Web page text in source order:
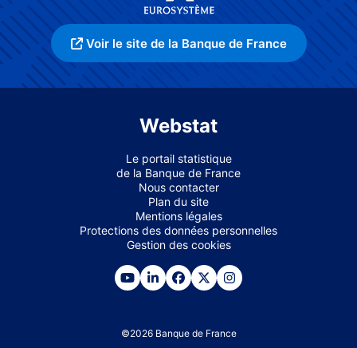
Voir le site de la Banque de France
Webstat
Le portail statistique
de la Banque de France
Nous contacter
Plan du site
Mentions légales
Protections des données personnelles
Gestion des cookies
©2026 Banque de France